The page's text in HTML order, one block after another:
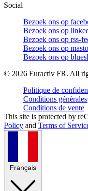
Social
Bezoek ons op
Bezoek ons op
Bezoek ons op rss-
Bezoek ons op
Bezoek ons op
© 2026 Euractiv FR. All
Politique de
Conditions générales
Conditions de vente
This site is protected by
Policy and Terms of
Français